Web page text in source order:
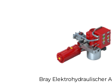
Bray Elektrohydraulischer